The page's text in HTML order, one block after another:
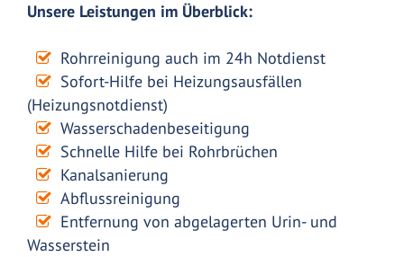
Unsere Leistungen im Überblick:
Rohrreinigung auch im 24h Notdienst
Sofort-Hilfe bei Heizungsausfällen
(Heizungsnotdienst)
Wasserschadenbeseitigung
Schnelle Hilfe bei Rohrbrüchen
Kanalsanierung
Abflussreinigung
Entfernung von abgelagerten Urin- und
Wasserstein